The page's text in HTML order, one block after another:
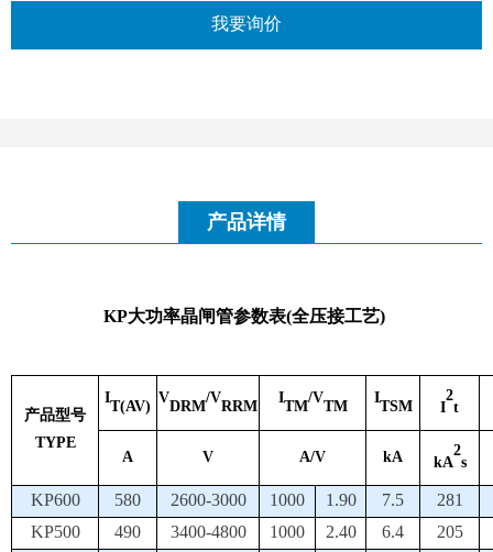
我要询价
产品详情
KP大功率晶闸管参数表(全压接工艺)
产品型号
TYPE
I
T(AV)
V
DRM
/V
RRM
I
TM
/V
TM
I
TSM I
2
t
A V A/V kA kA
2
s
KP600 580 2600-3000 1000 1.90 7.5
281
KP500
490 3400-4800 1000 2.40 6.4
205